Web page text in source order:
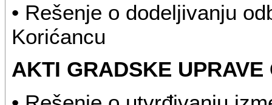
• Rešenje o dodeljivanju
Korićancu
AKTI GRADSKE